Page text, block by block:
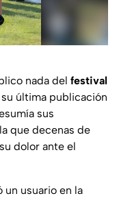
nada del festival
su última publicación
sus
que decenas de
dolor ante el
un usuario en la